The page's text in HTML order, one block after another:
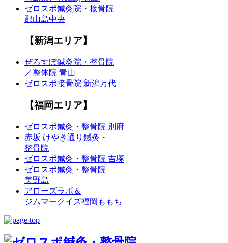
ゼロスポ鍼灸院・接骨院
郡山島中央
【新潟エリア】
ぜろすぽ鍼灸院・整骨院
／整体院 青山
ゼロスポ接骨院 新潟万代
【福岡エリア】
ゼロスポ鍼灸・整骨院 別府
赤坂 けやき通り鍼灸・
整骨院
ゼロスポ鍼灸・整骨院 吉塚
ゼロスポ鍼灸・整骨院
美野島
アローズラボ＆
ジムマークイズ福岡ももち